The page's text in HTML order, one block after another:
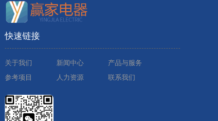
快速链接
关于我们 新闻中心
产品与服务
参考项目
人力资源 联系我们